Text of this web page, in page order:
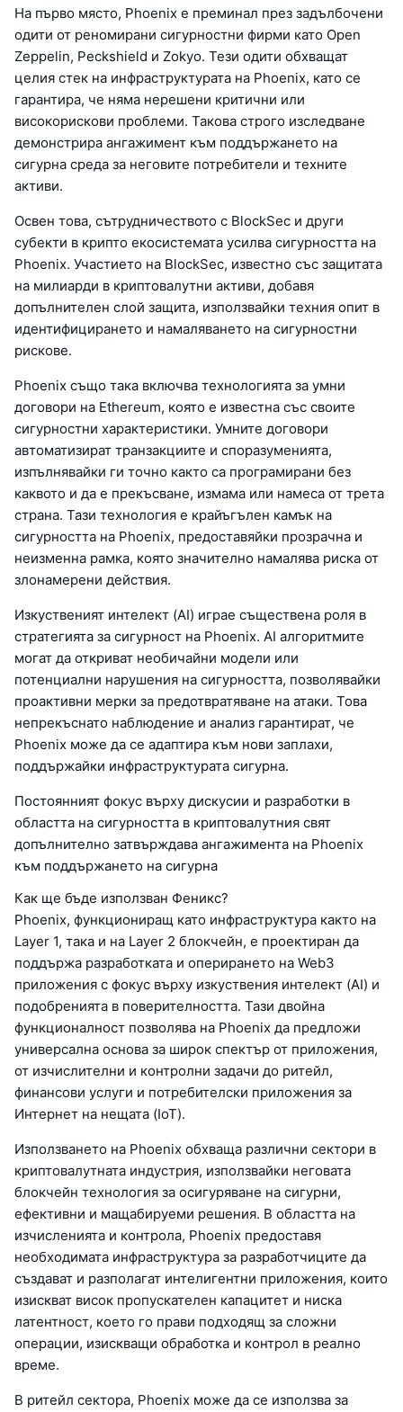
На първо място, Phoenix е преминал през задълбочени
одити от реномирани сигурностни фирми като Open
Zeppelin, Peckshield и Zokyo. Тези одити обхващат
целия стек на инфраструктурата на Phoenix, като се
гарантира, че няма нерешени критични или
високорискови проблеми. Такова строго изследване
демонстрира ангажимент към поддържането на
сигурна среда за неговите потребители и техните
активи.
Освен това, сътрудничеството с BlockSec и други
субекти в крипто екосистемата усилва сигурността на
Phoenix. Участието на BlockSec, известно със защитата
на милиарди в криптовалутни активи, добавя
допълнителен слой защита, използвайки техния опит в
идентифицирането и намаляването на сигурностни
рискове.
Phoenix също така включва технологията за умни
договори на Ethereum, която е известна със своите
сигурностни характеристики. Умните договори
автоматизират транзакциите и споразуменията,
изпълнявайки ги точно както са програмирани без
каквото и да е прекъсване, измама или намеса от трета
страна. Тази технология е крайъгълен камък на
сигурността на Phoenix, предоставяйки прозрачна и
неизменна рамка, която значително намалява риска от
злонамерени действия.
Изкуственият интелект (AI) играе съществена роля в
стратегията за сигурност на Phoenix. AI алгоритмите
могат да откриват необичайни модели или
потенциални нарушения на сигурността, позволявайки
проактивни мерки за предотвратяване на атаки. Това
непрекъснато наблюдение и анализ гарантират, че
Phoenix може да се адаптира към нови заплахи,
поддържайки инфраструктурата сигурна.
Постоянният фокус върху дискусии и разработки в
областта на сигурността в криптовалутния свят
допълнително затвърждава ангажимента на Phoenix
към поддържането на сигурна
Как ще бъде използван Феникс?
Phoenix, функциониращ като инфраструктура както на
Layer 1, така и на Layer 2 блокчейн, е проектиран да
поддържа разработката и оперирането на Web3
приложения с фокус върху изкуствения интелект (AI) и
подобренията в поверителността. Тази двойна
функционалност позволява на Phoenix да предложи
универсална основа за широк спектър от приложения,
от изчислителни и контролни задачи до ритейл,
финансови услуги и потребителски приложения за
Интернет на нещата (IoT).
Използването на Phoenix обхваща различни сектори в
криптовалутната индустрия, използвайки неговата
блокчейн технология за осигуряване на сигурни,
ефективни и мащабируеми решения. В областта на
изчисленията и контрола, Phoenix предоставя
необходимата инфраструктура за разработчиците да
създават и разполагат интелигентни приложения, които
изискват висок пропускателен капацитет и ниска
латентност, което го прави подходящ за сложни
операции, изискващи обработка и контрол в реално
време.
В ритейл сектора, Phoenix може да се използва за